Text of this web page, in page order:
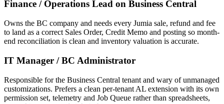
Finance / Operations Lead on Business Central
Owns the BC company and needs every Jumia sale, refund and fee
to land as a correct Sales Order, Credit Memo and posting so month-
end reconciliation is clean and inventory valuation is accurate.
IT Manager / BC Administrator
Responsible for the Business Central tenant and wary of unmanaged
customizations. Prefers a clean per-tenant AL extension with its own
permission set, telemetry and Job Queue rather than spreadsheets,